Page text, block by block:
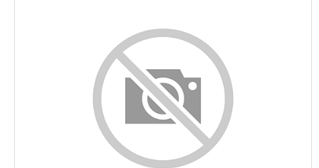
Nyckelord
Användbarhet
Dokument